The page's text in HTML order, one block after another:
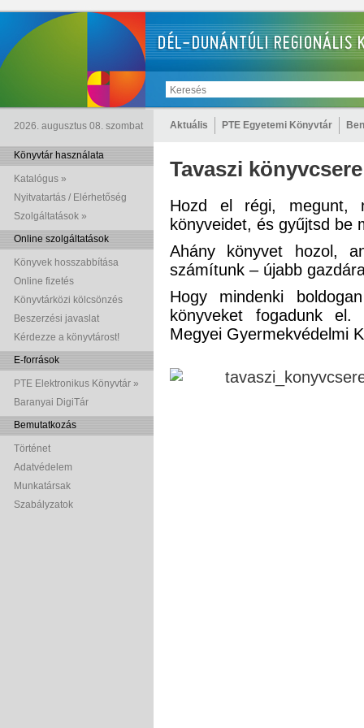
2026. augusztus 08. szombat Aktuális PTE Egyetemi Könyvtár
Könyvtár használata
Katalógus »
Nyitvatartás / Elérhetőség
Szolgáltatások »
Online szolgáltatások
Könyvek hosszabbítása
Online fizetés
Könyvtárközi kölcsönzés
Beszerzési javaslat
Kérdezze a könyvtárost!
E-források
PTE Elektronikus Könyvtár »
Baranyai DigiTár
Bemutatkozás
Történet
Adatvédelem
Munkatársak
Szabályzatok
Tavaszi könyvcsere
Hozd el régi, megunt,
könyveidet, és gyűjtsd be
Ahány könyvet hozol,
számítunk – újabb
Hogy mindenki
könyveket fogadunk
Megyei Gyermekvédelmi